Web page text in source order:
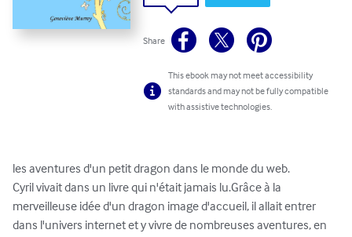
Share
This ebook may not meet accessibility
standards and may not be fully compatible
with assistive technologies.
les aventures d'un petit dragon dans le monde du web.
Cyril vivait dans un livre qui n'était jamais lu.Grâce à la
merveilleuse idée d'un dragon image d'accueil, il allait entrer
dans l'univers internet et y vivre de nombreuses aventures, en